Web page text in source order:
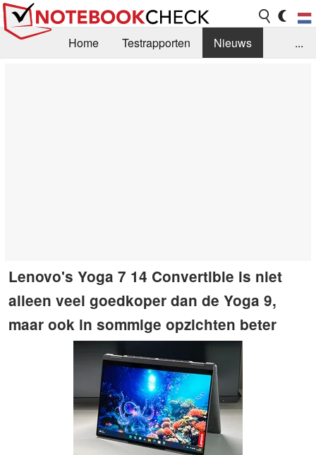
Home Testrapporten
Nieuws
...
Lenovo's Yoga 7 14 Convertible is niet
alleen veel goedkoper dan de Yoga 9,
maar ook in sommige opzichten beter